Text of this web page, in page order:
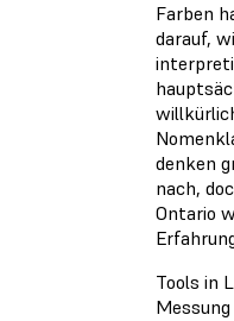
Farben
darauf,
denken
nach,
Ontario
Tools in